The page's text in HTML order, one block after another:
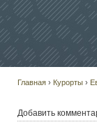
Главная › Курорты ›
Добавить